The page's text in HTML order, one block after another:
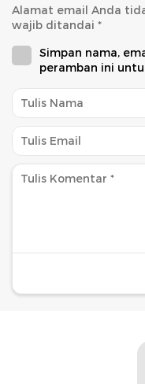
Alamat email Anda
wajib ditandai *
Simpan nama,
peramban ini